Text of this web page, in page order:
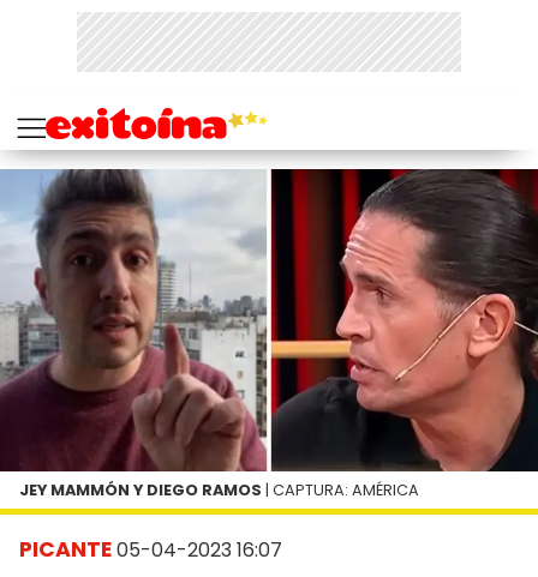
PICANTE05-04-2023 16:07
JEY MAMMÓN Y DIEGO RAMOS | CAPTURA: AMÉRICA